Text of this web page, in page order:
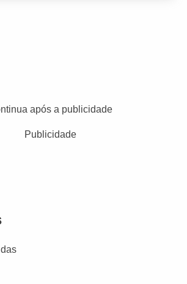
após a publicidade
Publicidade